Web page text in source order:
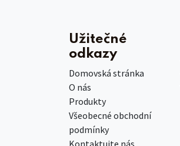
Užitečné
odkazy
Domovská stránka
O nás
Produkty
Všeobecné obchodní
podmínky
Kontaktujte nás